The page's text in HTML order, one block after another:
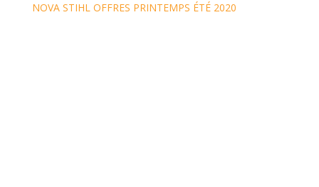
NOVA STIHL OFFRES PRINTEMPS ÉTÉ 2020